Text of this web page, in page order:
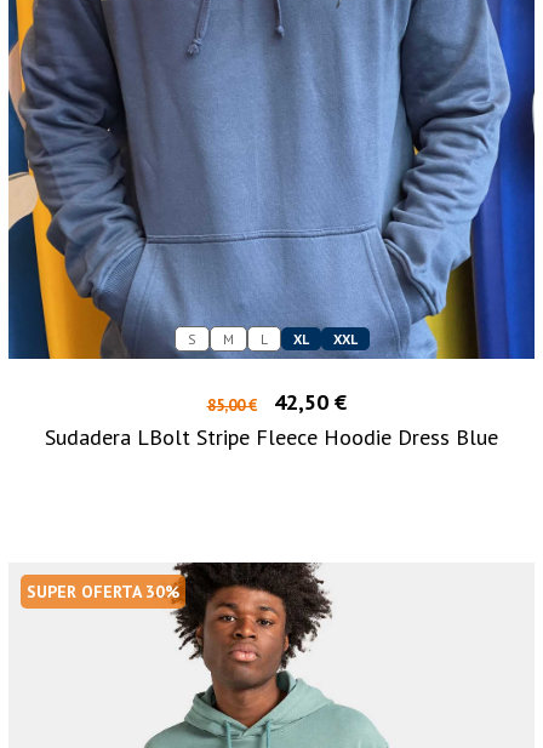
S M L XL XXL
85,00 €
42,50 €
Sudadera LBolt Stripe Fleece Hoodie Dress Blue
SUPER OFERTA 30%